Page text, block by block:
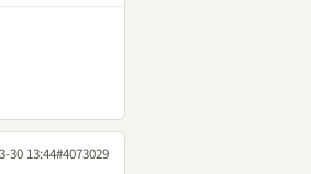
30 13:44#4073029